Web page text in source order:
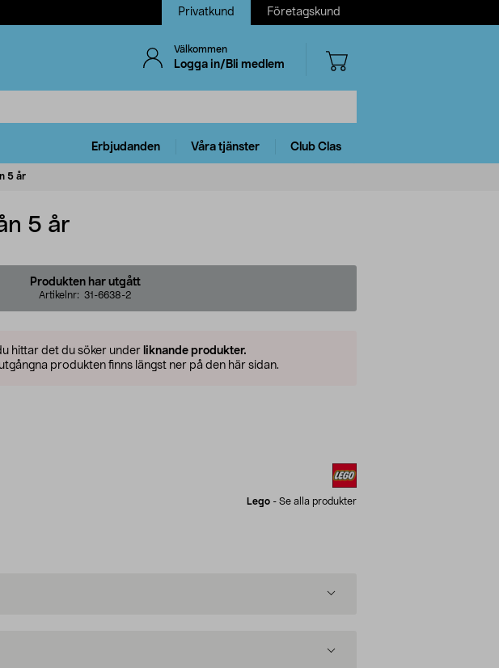
Privatkund Företagskund
Välkommen
Logga in/Bli medlem
Erbjudanden Våra tjänster Club Clas
5 år
5 år
Produkten har utgått
Artikelnr: 31-6638-2
hittar det du söker under liknande produkter.
produkten finns längst ner på den här sidan.
Lego - Se alla produkter